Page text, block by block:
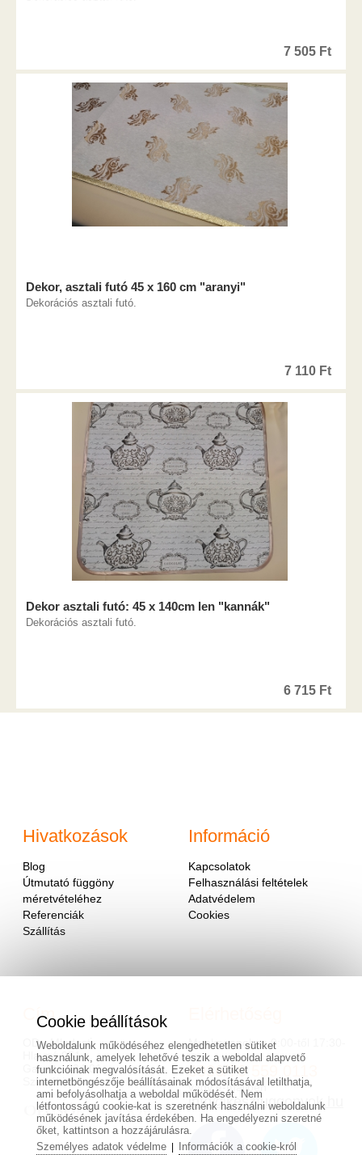
7 505 Ft
Dekor, asztali futó 45 x 160 cm "aranyi"
Dekorációs asztali futó.
7 110 Ft
Dekor asztali futó: 45 x 140cm len "kannák"
Dekorációs asztali futó.
6 715 Ft
Hivatkozások
Blog
Útmutató függöny
méretvételéhez
Referenciák
Szállítás
Információ
Kapcsolatok
Felhasználási feltételek
Adatvédelem
Cookies
Cím
OD - Mladosť
Hlavná 951
Galanta 924 01
Szlovákia
Munkanapokon 9:00-től 17:30-
ig.
0036/70 559 0113
vagy e-mailben
info@keszfuggonyok.hu
Cookie beállítások
Weboldalunk működéséhez elengedhetetlen sütiket
használunk, amelyek lehetővé teszik a weboldal alapvető
funkcióinak megvalósítását. Ezeket a sütiket
internetböngészője beállításainak módosításával letilthatja,
ami befolyásolhatja a weboldal működését. Nem
létfontosságú cookie-kat is szeretnénk használni weboldalunk
működésének javítása érdekében. Ha engedélyezni szeretné
őket, kattintson a hozzájárulásra.
Személyes adatok védelme| Információk a cookie-król